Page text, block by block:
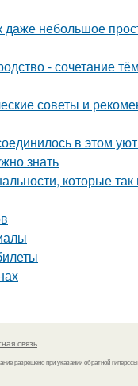
небольшое
- сочетание
советы и
в этом
знать
которые так
связь
разрешено при указании обратной